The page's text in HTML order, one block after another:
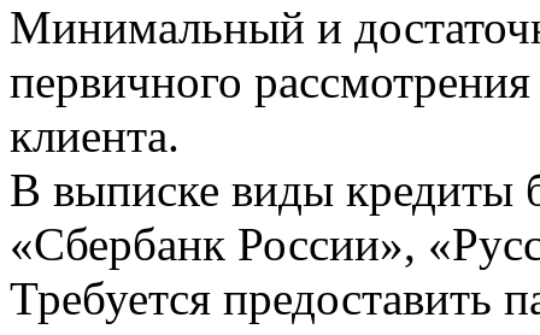
Минимальный и
первичного
клиента.
В выписке виды кредиты
«Сбербанк России»,
Требуется предоставить